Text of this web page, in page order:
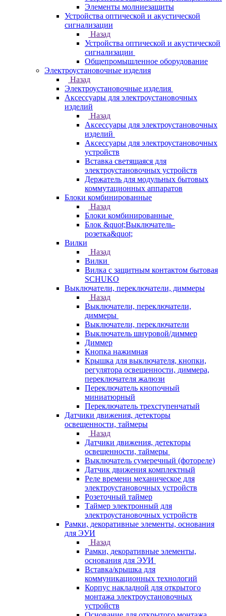
Элементы молниезащиты
Устройства оптической и акустической
сигнализации
Назад
Устройства оптической и акустической
сигнализации
Общепромышленное оборудование
Электроустановочные изделия
Назад
Электроустановочные изделия
Аксессуары для электроустановочных
изделий
Назад
Аксессуары для электроустановочных
изделий
Аксессуары для электроустановочных
устройств
Вставка светящаяся для
электроустановочных устройств
Держатель для модульных бытовых
коммутационных аппаратов
Блоки комбинированные
Назад
Блоки комбинированные
Блок &quot;Выключатель-
розетка&quot;
Вилки
Назад
Вилки
Вилка с защитным контактом бытовая
SCHUKO
Выключатели, переключатели, диммеры
Назад
Выключатели, переключатели,
диммеры
Выключатели, переключатели
Выключатель шнуровой/диммер
Диммер
Кнопка нажимная
Крышка для выключателя, кнопки,
регулятора освещенности, диммера,
переключателя жалюзи
Переключатель кнопочный
миниатюрный
Переключатель трехступенчатый
Датчики движения, детекторы
освещенности, таймеры
Назад
Датчики движения, детекторы
освещенности, таймеры
Выключатель сумеречный (фотореле)
Датчик движения комплектный
Реле времени механическое для
электроустановочных устройств
Розеточный таймер
Таймер электронный для
электроустановочных устройств
Рамки, декоративные элементы, основания
для ЭУИ
Назад
Рамки, декоративные элементы,
основания для ЭУИ
Вставка/крышка для
коммуникационных технологий
Корпус накладной для открытого
монтажа электроустановочных
устройств